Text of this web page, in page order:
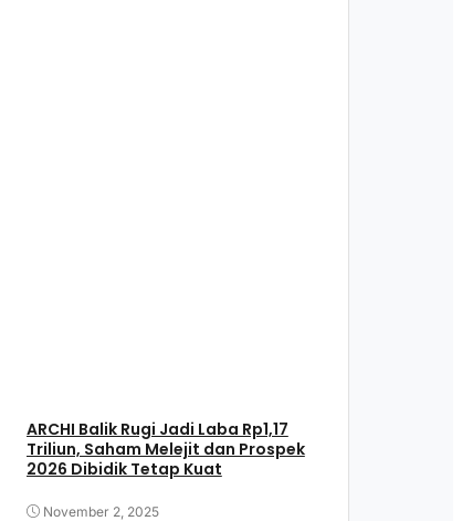
ARCHI Balik Rugi Jadi Laba Rp1,17
Triliun, Saham Melejit dan Prospek
2026 Dibidik Tetap Kuat
November 2, 2025